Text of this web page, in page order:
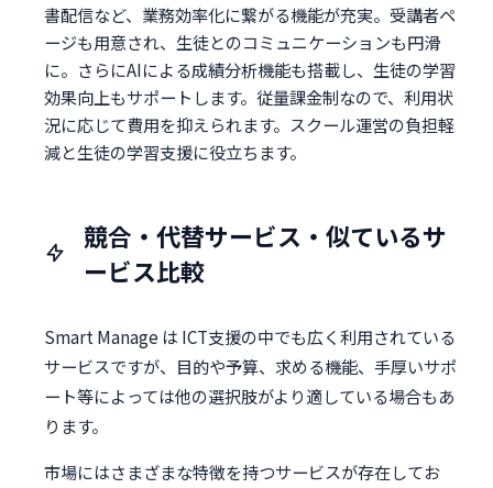
書配信など、業務効率化に繋がる機能が充実。受講者ペ
ージも用意され、生徒とのコミュニケーションも円滑
に。さらにAIによる成績分析機能も搭載し、生徒の学習
効果向上もサポートします。従量課金制なので、利用状
況に応じて費用を抑えられます。スクール運営の負担軽
減と生徒の学習支援に役立ちます。
競合・代替サービス・似ているサ
ービス比較
Smart Manage は ICT支援の中でも広く利用されている
サービスですが、目的や予算、求める機能、手厚いサポ
ート等によっては他の選択肢がより適している場合もあ
ります。
市場にはさまざまな特徴を持つサービスが存在してお